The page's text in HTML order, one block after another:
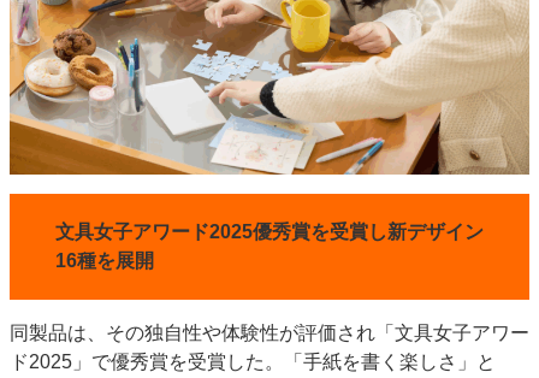
文具女子アワード2025優秀賞を受賞し新デザイン
16種を展開
同製品は、その独自性や体験性が評価され「文具女子アワー
ド2025」で優秀賞を受賞した。「手紙を書く楽しさ」と